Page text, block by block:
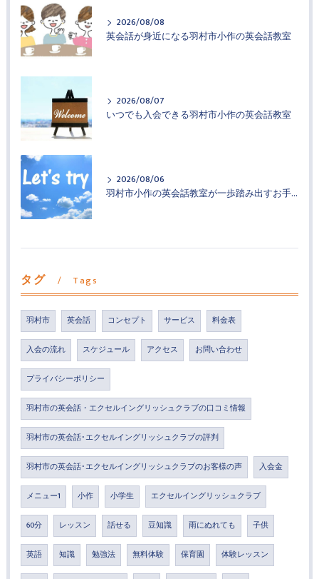
2026/08/08
英会話が身近になる羽村市小作の英会話教室
2026/08/07
いつでも入会できる羽村市小作の英会話教室
2026/08/06
羽村市小作の英会話教室が一歩踏み出すお手伝い
タグ Tags
羽村市 英会話 コンセプト サービス 料金表
入会の流れ スケジュール アクセス お問い合わせ
プライバシーポリシー
羽村市の英会話・エクセルイングリッシュクラブの口コミ情報
羽村市の英会話･エクセルイングリッシュクラブの評判
羽村市の英会話･エクセルイングリッシュクラブのお客様の声 入会金
メニュー1 小作 小学生 エクセルイングリッシュクラブ
60分 レッスン 話せる 豆知識 雨にぬれても 子供
英語 知識 勉強法 無料体験 保育園 体験レッスン